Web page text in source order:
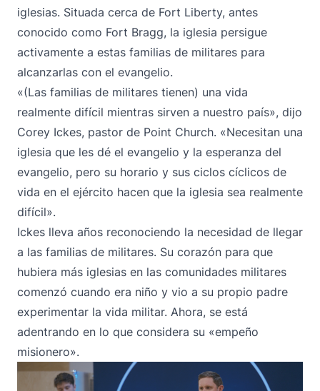
iglesias. Situada cerca de Fort Liberty, antes
conocido como Fort Bragg, la iglesia persigue
activamente a estas familias de militares para
alcanzarlas con el evangelio.
«(Las familias de militares tienen) una vida
realmente difícil mientras sirven a nuestro país», dijo
Corey Ickes, pastor de Point Church. «Necesitan una
iglesia que les dé el evangelio y la esperanza del
evangelio, pero su horario y sus ciclos cíclicos de
vida en el ejército hacen que la iglesia sea realmente
difícil».
Ickes lleva años reconociendo la necesidad de llegar
a las familias de militares. Su corazón para que
hubiera más iglesias en las comunidades militares
comenzó cuando era niño y vio a su propio padre
experimentar la vida militar. Ahora, se está
adentrando en lo que considera su «empeño
misionero».